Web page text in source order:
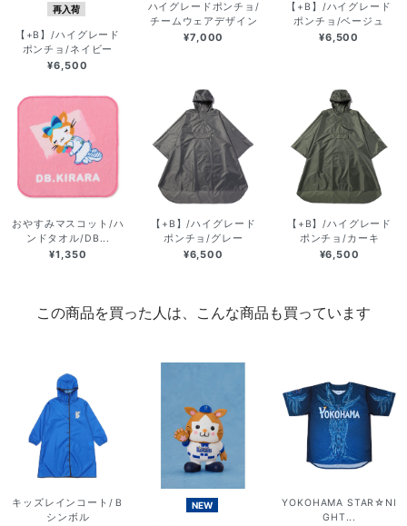
再入荷
【+B】/ハイグレード
ポンチョ/ネイビー
¥6,500
ハイグレードポンチョ/
チームウェアデザイン
¥7,000
【+B】/ハイグレード
ポンチョ/ベージュ
¥6,500
おやすみマスコット/ハ
ンドタオル/DB...
¥1,350
【+B】/ハイグレード
ポンチョ/グレー
¥6,500
【+B】/ハイグレード
ポンチョ/カーキ
¥6,500
この商品を買った人は、こんな商品も買っています
キッズレインコート/Ｂ
シンボル
NEW
YOKOHAMA STAR☆NI
GHT...